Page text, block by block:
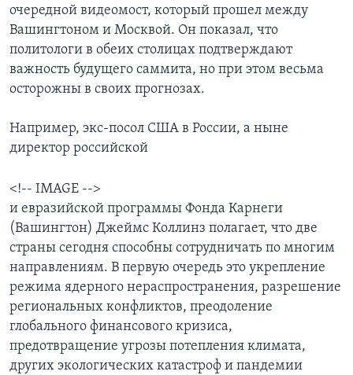
очередной видеомост, который прошел между
Вашингтоном и Москвой. Он показал, что
политологи в обеих столицах подтверждают
важность будущего саммита, но при этом весьма
осторожны в своих прогнозах.
Например, экс-посол США в России, а ныне
директор российской
<!-- IMAGE -->
и евразийской программы Фонда Карнеги
(Вашингтон) Джеймс Коллинз полагает, что две
страны сегодня способны сотрудничать по многим
направлениям. В первую очередь это укрепление
режима ядерного нераспространения, разрешение
региональных конфликтов, преодоление
глобального финансового кризиса,
предотвращение угрозы потепления климата,
других экологических катастроф и пандемии